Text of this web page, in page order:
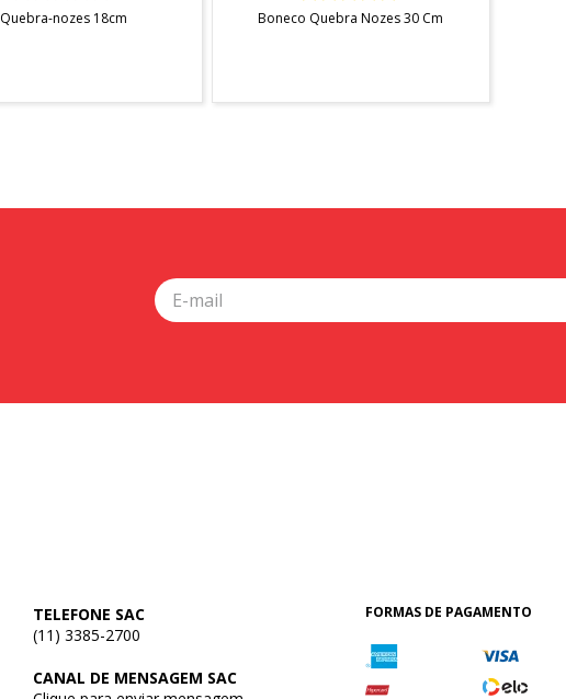
Quebra-nozes 18cm Boneco Quebra Nozes 30 Cm
TELEFONE SAC
(11) 3385-2700
CANAL DE MENSAGEM SAC
FORMAS DE PAGAMENTO